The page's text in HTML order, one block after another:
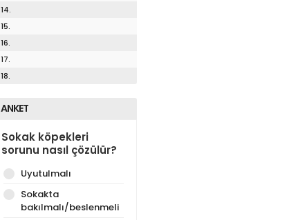
14.
15.
16.
17.
18.
ANKET
Sokak köpekleri
sorunu nasıl çözülür?
Uyutulmalı
Sokakta
bakılmalı/beslenmeli